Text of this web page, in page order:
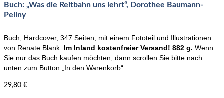
Buch: „Was die Reitbahn uns lehrt“, Dorothee Baumann-
Pellny
Buch, Hardcover, 347 Seiten, mit einem Fototeil und Illustrationen
von Renate Blank. Im Inland kostenfreier Versand! 882 g. Wenn
Sie nur das Buch kaufen möchten, dann scrollen Sie bitte nach
unten zum Button „In den Warenkorb“.
29,80 €